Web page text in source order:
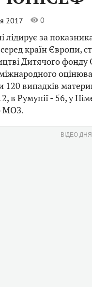
2017 0
лідирує за
країн Європи,
Дитячого
120 випадків
в Румунії - 56, у
МОЗ.
ВІДЕО ДНЯ